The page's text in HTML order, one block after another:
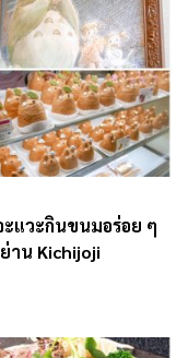
แวะกินขนมอร่อย ๆ
าน Kichijoji